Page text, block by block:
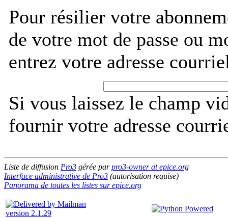
Pour résilier votre
de votre mot de passe ou
entrez votre adresse
Si vous laissez le champ
fournir votre adresse
Liste de diffusion Pro3 gérée parpro3-owner at epice.org
Interface administrative de Pro3 (autorisation requise)
Panorama de toutes les listes sur epice.org
version 2.1.29